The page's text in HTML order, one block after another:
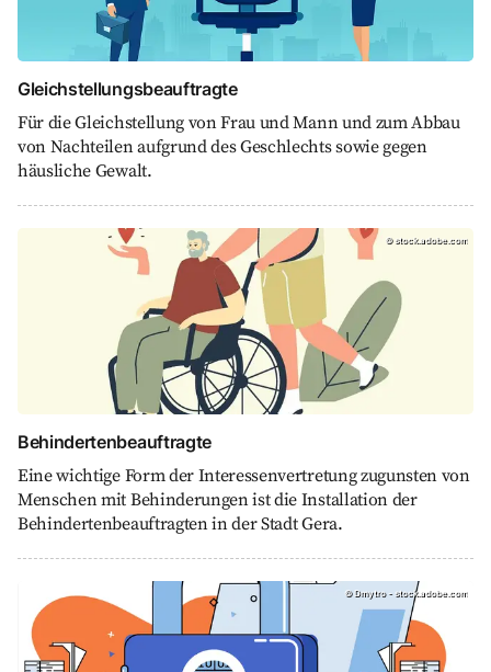
Gleichstellungsbeauftragte
Für die Gleichstellung von Frau und Mann und zum Abbau
von Nachteilen aufgrund des Geschlechts sowie gegen
häusliche Gewalt.
Behindertenbeauftragte, stock.adobe.com
© stock.adobe.com
Behindertenbeauftragte
Eine wichtige Form der Interessenvertretung zugunsten von
Menschen mit Behinderungen ist die Installation der
Behindertenbeauftragten in der Stadt Gera.
Datenschutzbeauftragter, Dmytro -
© Dmytro - stock.adobe.com